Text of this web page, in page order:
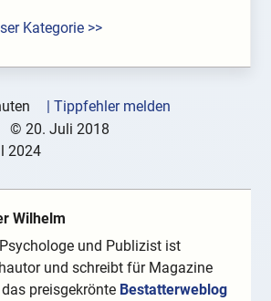
Kategorie >>
| Tippfehler melden
© 20. Juli 2018
2024
Wilhelm
und Publizist ist
und schreibt für Magazine
preisgekrönte Bestatterweblog